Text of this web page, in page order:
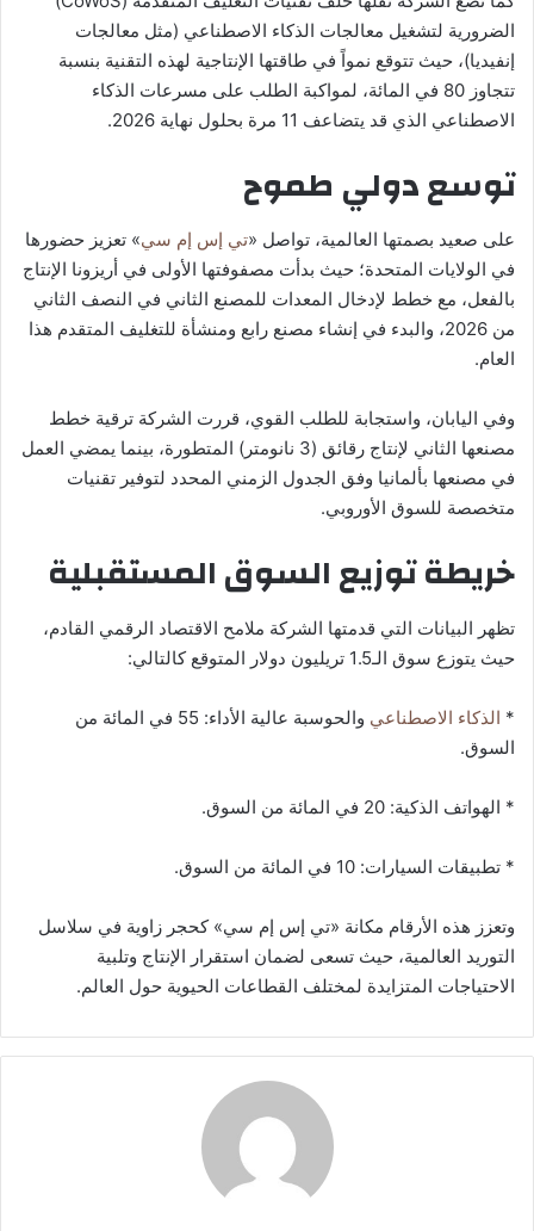
الضرورية لتشغيل معالجات الذكاء الاصطناعي (مثل معالجات
إنفيديا)، حيث تتوقع نمواً في طاقتها الإنتاجية لهذه التقنية بنسبة
تتجاوز 80 في المائة، لمواكبة الطلب على مسرعات الذكاء
الاصطناعي الذي قد يتضاعف 11 مرة بحلول نهاية 2026.
توسع دولي طموح
على صعيد بصمتها العالمية، تواصل «تي إس إم سي» تعزيز حضورها
في الولايات المتحدة؛ حيث بدأت مصفوفتها الأولى في أريزونا الإنتاج
بالفعل، مع خطط لإدخال المعدات للمصنع الثاني في النصف الثاني
من 2026، والبدء في إنشاء مصنع رابع ومنشأة للتغليف المتقدم هذا
العام.
وفي اليابان، واستجابة للطلب القوي، قررت الشركة ترقية خطط
مصنعها الثاني لإنتاج رقائق (3 نانومتر) المتطورة، بينما يمضي العمل
في مصنعها بألمانيا وفق الجدول الزمني المحدد لتوفير تقنيات
متخصصة للسوق الأوروبي.
خريطة توزيع السوق المستقبلية
تظهر البيانات التي قدمتها الشركة ملامح الاقتصاد الرقمي القادم،
حيث يتوزع سوق الـ1.5 تريليون دولار المتوقع كالتالي:
* الذكاء الاصطناعي
والحوسبة عالية الأداء: 55 في المائة من
السوق.
* الهواتف الذكية: 20 في المائة من السوق.
* تطبيقات السيارات: 10 في المائة من السوق.
وتعزز هذه الأرقام مكانة «تي إس إم سي» كحجر زاوية في سلاسل
التوريد العالمية، حيث تسعى لضمان استقرار الإنتاج وتلبية
الاحتياجات المتزايدة لمختلف القطاعات الحيوية حول العالم.